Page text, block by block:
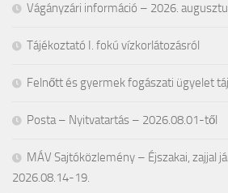
Vágányzári információ – 2026.
Tájékoztató I. fokú vízkorlátozásról
Felnőtt és gyermek fogászati ügyelet
Posta – Nyitvatartás – 2026.08.01-től
MÁV Sajtóközlemény – Éjszakai, zajjal
2026.08.14-19.